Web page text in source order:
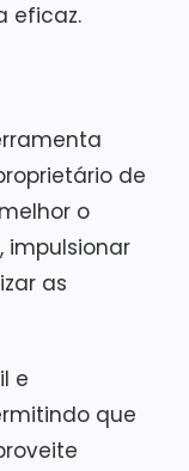
eficaz.
de
o
impulsionar
as
e
que